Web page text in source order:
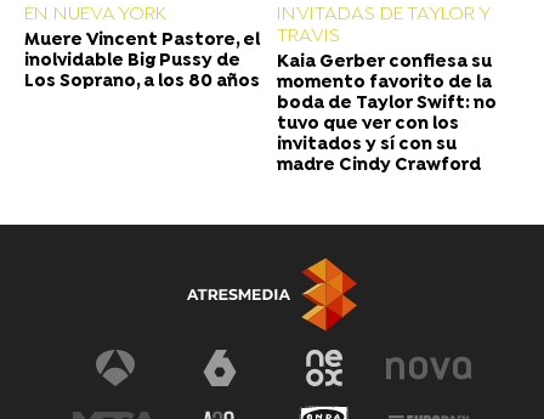
EN NUEVA YORK
Muere Vincent Pastore, el
inolvidable Big Pussy de
Los Soprano, a los 80 años
INVITADAS DE TAYLOR Y
TRAVIS
Kaia Gerber confiesa su
momento favorito de la
boda de Taylor Swift: no
tuvo que ver con los
invitados y sí con su
madre Cindy Crawford